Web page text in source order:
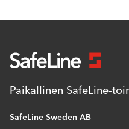
Paikallinen SafeLine-
SafeLine Sweden AB